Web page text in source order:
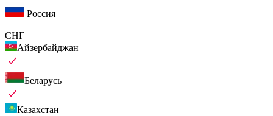
Россия
СНГ
Айзербайджан
Беларусь
Казахстан